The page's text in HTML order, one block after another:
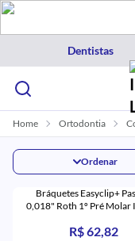
Dentistas
Home Ortodontia
Ordenar
Bráquetes Easyclip+
0,018" Roth 1º Pré Molar
R$ 62,82